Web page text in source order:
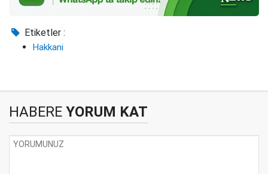
Etiketler :
Hakkani
HABERE YORUM KAT